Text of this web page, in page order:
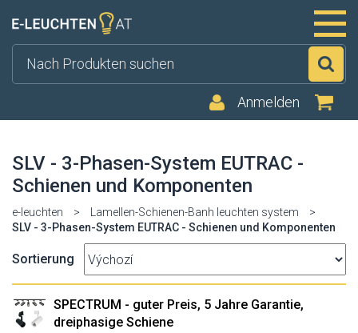
Anmelden
SLV - 3-Phasen-System EUTRAC -
Schienen und Komponenten
e-leuchten > Lamellen-Schienen-Banh leuchten system
>
SLV - 3-Phasen-System EUTRAC - Schienen und Komponenten
Sortierung
SPECTRUM - guter Preis, 5 Jahre Garantie,
dreiphasige Schiene